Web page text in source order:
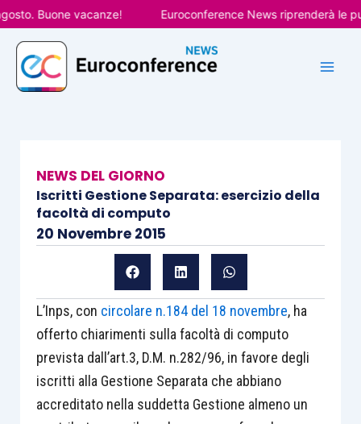
Vai
al
contenuto
Buone vacanze! Euroconference News riprenderà le
NEWS DEL GIORNO
Iscritti Gestione Separata: esercizio della
facoltà di computo
20 Novembre 2015
L’Inps, con circolare n.184 del 18 novembre, ha
offerto chiarimenti sulla facoltà di computo
prevista dall’art.3, D.M. n.282/96, in favore degli
iscritti alla Gestione Separata che abbiano
accreditato nella suddetta Gestione almeno un